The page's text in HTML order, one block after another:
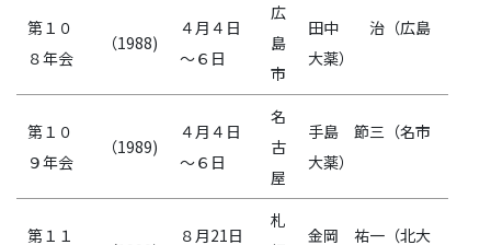
第１０
８年会
（1988)
４月４日
～６日
広
島
市
田中 治（広島
大薬）
第１０
９年会
（1989)
４月４日
～６日
名
古
屋
手島 節三（名市
大薬）
第１１
８月21日
札
金岡 祐一（北大